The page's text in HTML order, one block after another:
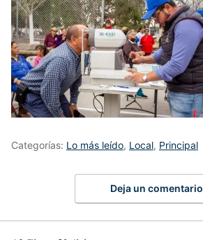
Categorías: Lo más leído, Local, Principal
Deja un comentario